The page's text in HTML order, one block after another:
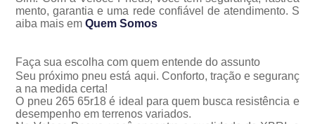
mento, garantia e uma rede confiável de atendimento. S
aiba mais em Quem Somos
Faça sua escolha com quem entende do assunto
Seu próximo pneu está aqui. Conforto, tração e seguranç
a na medida certa!
O pneu 265 65r18 é ideal para quem busca resistência e
desempenho em terrenos variados.